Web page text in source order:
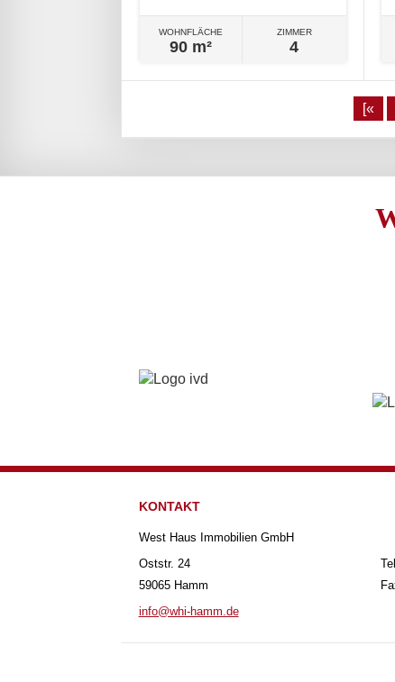
WOHNFLÄCHE
90 m²
ZIMMER
4
[«
KONTAKT
West Haus Immobilien GmbH
Oststr. 24
59065 Hamm
info@whi-hamm.de